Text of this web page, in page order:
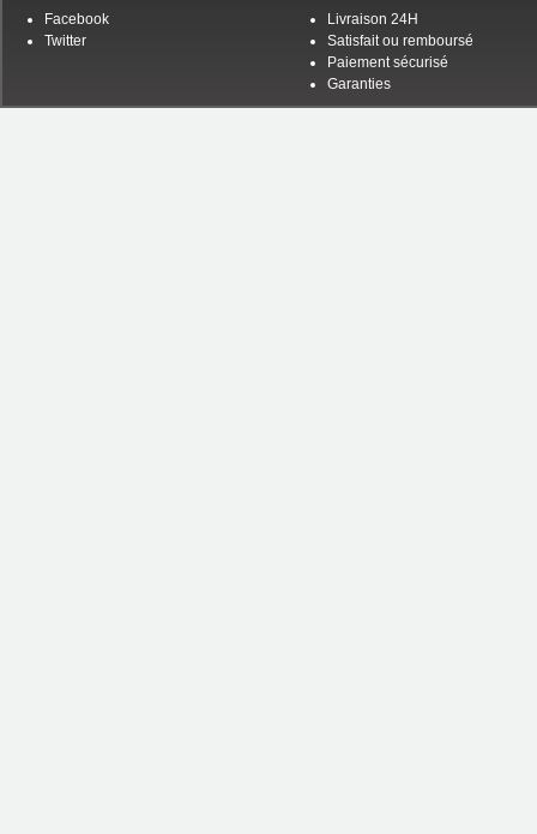
Facebook
Twitter
Livraison 24H
Satisfait ou remboursé
Paiement sécurisé
Garanties